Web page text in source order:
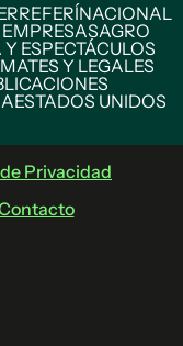
REFERÍNACIONAL
AGRO
ESPECTÁCULOS
Y LEGALES
ESTADOS UNIDOS
Privacidad